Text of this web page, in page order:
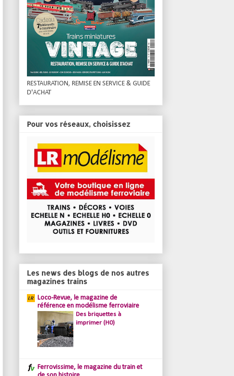
RESTAURATION, REMISE EN SERVICE & GUIDE
D'ACHAT
Pour vos réseaux, choisissez
Les news des blogs de nos autres
magazines trains
Loco-Revue, le magazine de
référence en modélisme ferroviaire
Des briquettes à
imprimer (H0)
Ferrovissime, le magazine du train et